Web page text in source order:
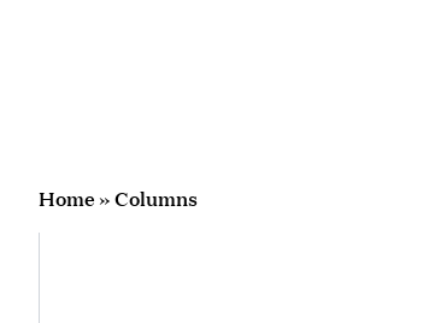
Home»Columns